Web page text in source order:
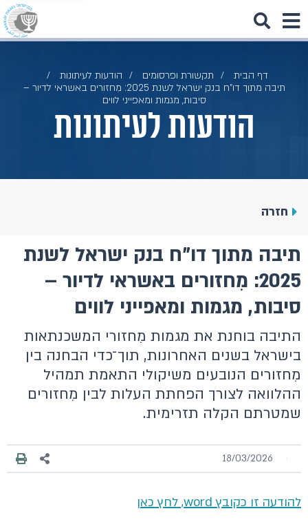
דף הבית תקשורת ופרסומים
הודעות לעיתונות
תיבה מתוך דו"ח בנק ישראל לשנת 2025: מִחזורים באשראי לדיור –
סיבות, מגמות ומאפייני לווים
הודעות לעיתונות
חזרה
תיבה מתוך דו"ח בנק ישראל לשנת
2025: מִחזורים באשראי לדיור –
סיבות, מגמות ומאפייני לווים
התיבה בוחנת את מגמות מִחזורי המשכנתאות
בישראל בשנים האחרונות, תוך־כדי הבחנה בין
מִחזורים הנובעים משיקולי התאמת תמהיל
ההלוואה לצורך הפחתת העלות לבין מִחזורים
שמטרתם הקלה תזרימית.
18/03/2026
להודעה זו כקובץ word, לחץ כאן